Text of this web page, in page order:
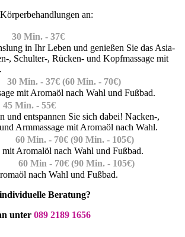
an:
30 Min. - 37€
in Ihr Leben und genießen Sie das Asia-
, Schulter-, Rücken- und Kopfmassage mit
30 Min. - 37€ (60 Min. - 70€)
mit Aromaöl nach Wahl und Fußbad.
45 Min. - 55€
und entspannen Sie sich dabei! Nacken-,
Armmassage mit Aromaöl nach Wahl.
60 Min. - 70€ (90 Min. - 105€)
mit Aromalöl nach Wahl und Fußbad.
60 Min - 70€ (90 Min. - 105€)
nach Wahl und Fußbad.
Beratung?
unter 089 2189 1656